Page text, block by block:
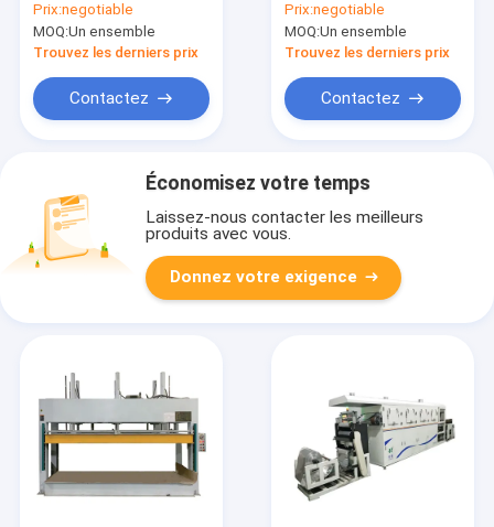
de nid de miel
Prix:negotiable
MOQ:Un ensemble
Trouvez les derniers prix
Contactez
de nid d'abeille
Prix:negotiable
MOQ:Un ensemble
Trouvez les derniers prix
Contactez
Économisez votre temps
Laissez-nous contacter les meilleurs
produits avec vous.
Donnez votre exigence